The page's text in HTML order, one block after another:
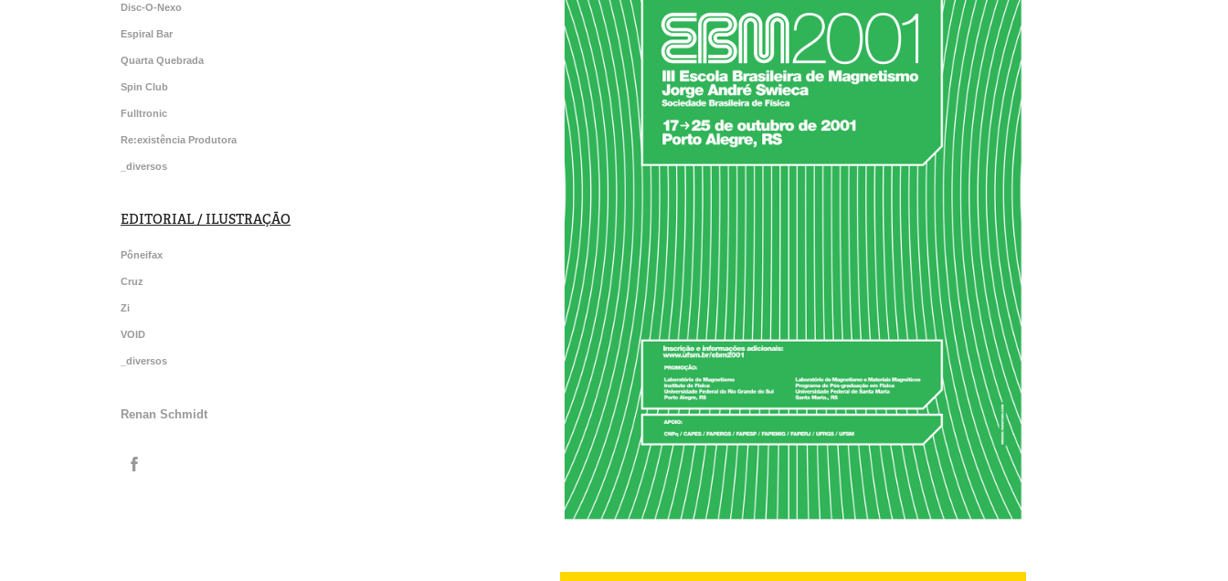
Disc-O-Nexo
Espiral Bar
Quarta Quebrada
Spin Club
Fulltronic
Re:existência Produtora
_diversos
EDITORIAL / ILUSTRAÇÃO
Pôneifax
Cruz
Zi
VOID
_diversos
Renan Schmidt